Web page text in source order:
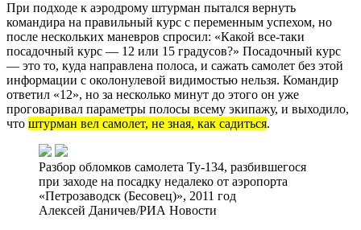
При подходе к аэродрому штурман пытался вернуть
командира на правильный курс с переменным успехом, но
после нескольких маневров спросил: «Какой все-таки
посадочный курс — 12 или 15 градусов?» Посадочный курс
— это то, куда направлена полоса, и сажать самолет без этой
информации с околонулевой видимостью нельзя. Командир
ответил «12», но за несколько минут до этого он уже
проговаривал параметры полосы всему экипажу, и выходило,
что штурман вел самолет, не зная, как садиться.
Разбор обломков самолета Ту-134, разбившегося
при заходе на посадку недалеко от аэропорта
«Петрозаводск (Бесовец)», 2011 год
Алексей Даничев/РИА Новости